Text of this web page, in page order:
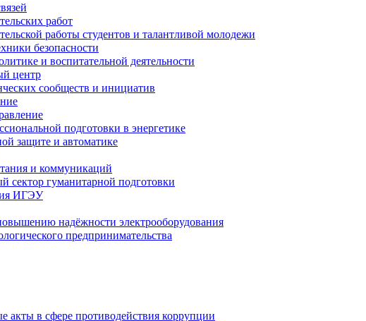
работ
работы студентов и талантливой молодежи
безопасности
и воспитательной деятельности
центр
сообществ и инициатив
подготовки в энергетике
защите и автоматике
и коммуникаций
сектор гуманитарной подготовки
ИГЭУ
надёжности электрооборудования
предпринимательства
в сфере противодействия коррупции